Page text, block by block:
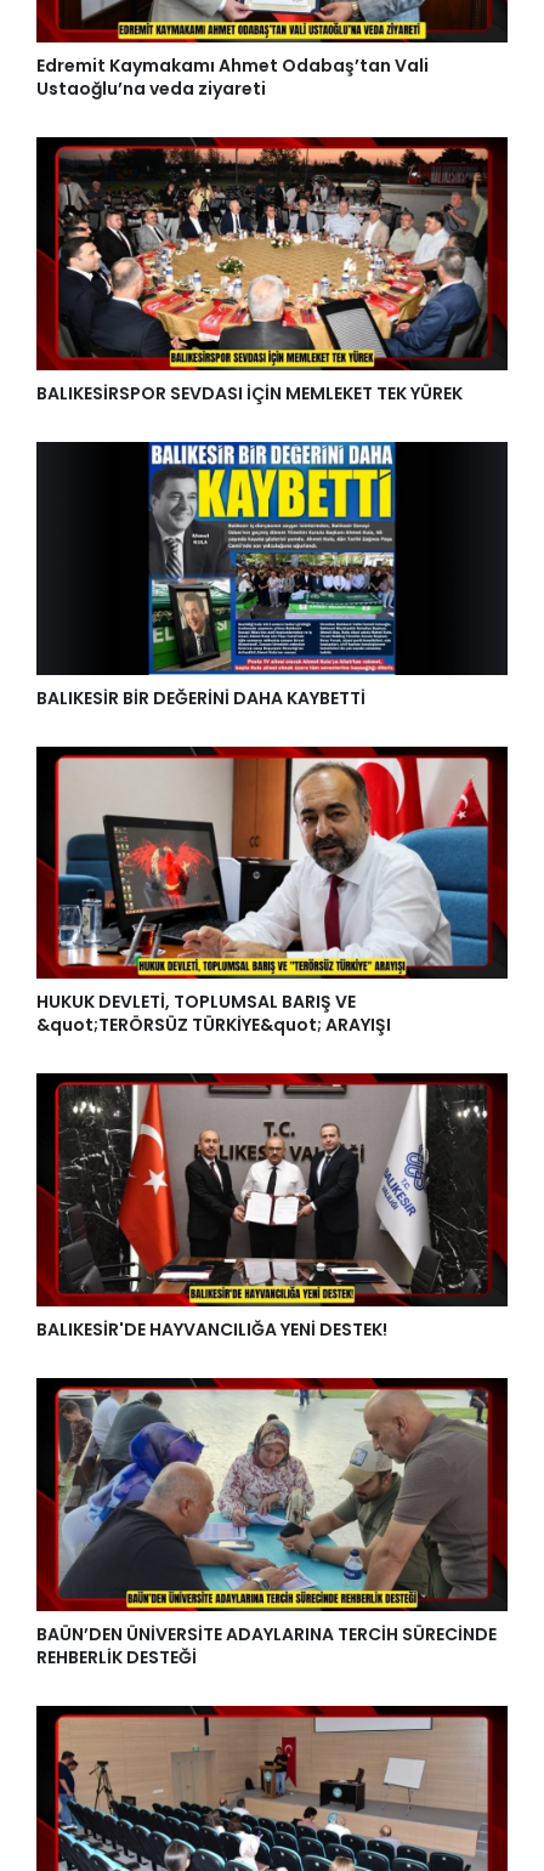
Edremit Kaymakamı Ahmet Odabaş’tan Vali
Ustaoğlu’na veda ziyareti
BALIKESİRSPOR SEVDASI İÇİN MEMLEKET TEK YÜREK
BALIKESİR BİR DEĞERİNİ DAHA KAYBETTİ
HUKUK DEVLETİ, TOPLUMSAL BARIŞ VE
&quot;TERÖRSÜZ TÜRKİYE&quot; ARAYIŞI
BALIKESİR'DE HAYVANCILIĞA YENİ DESTEK!
BAÜN’DEN ÜNİVERSİTE ADAYLARINA TERCİH SÜRECİNDE
REHBERLİK DESTEĞİ